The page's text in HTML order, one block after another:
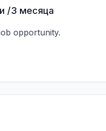
/3 месяца
opportunity.